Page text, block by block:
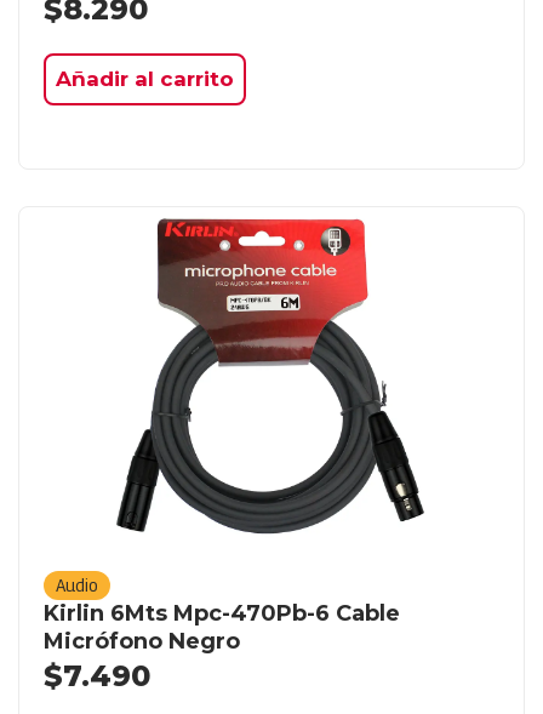
$8.290
Añadir al carrito
Audio
Kirlin 6Mts Mpc-470Pb-6 Cable
Micrófono Negro
$7.490